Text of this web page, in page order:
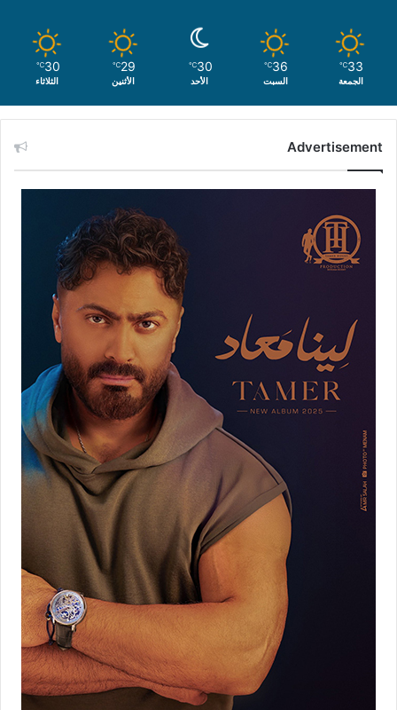
33
℃
الجمعة
36
℃
السبت
30
℃
الأحد
29
℃
الأثنين
30
℃
الثلاثاء
Advertisement